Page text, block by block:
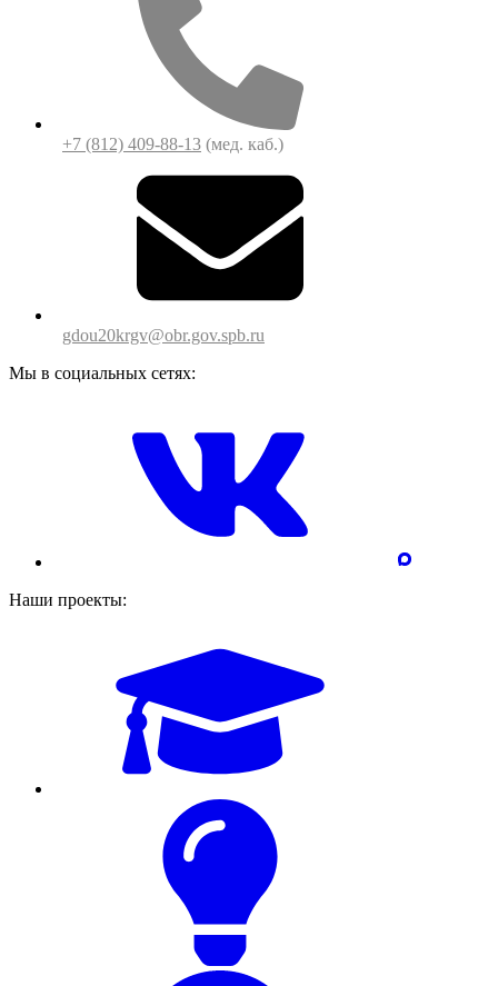
+7 (812) 409-88-13 (мед. каб.)
gdou20krgv@obr.gov.spb.ru
Мы в социальных сетях:
Наши проекты: